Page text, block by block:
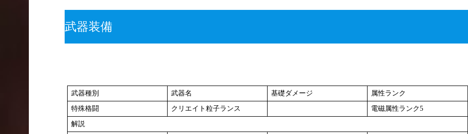
武器装備
武器種別 武器名 基礎ダメージ 属性ランク
特殊格闘 クリエイト粒子ランス 電磁属性ランク5
解説